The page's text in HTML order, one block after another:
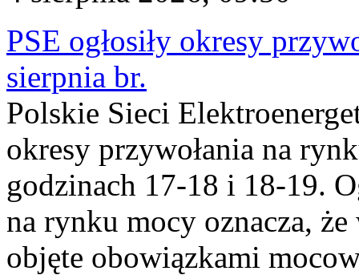
PSE ogłosiły okresy
sierpnia br.
Polskie Sieci
okresy przywołania na
godzinach 17-18 i 18-19.
na rynku mocy oznacza,
objęte obowiązkami